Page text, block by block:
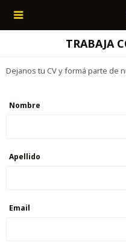

TRABAJA
Dejanos tu CV y formá parte de
Nombre
Apellido
Email